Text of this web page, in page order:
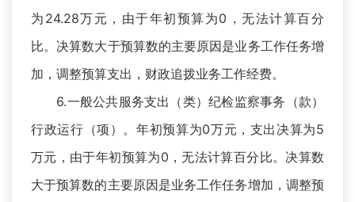
为24.28万元，由于年初预算为0，无法计算百分
比。决算数大于预算数的主要原因是业务工作任务增
加，调整预算支出，财政追拨业务工作经费。
6.一般公共服务支出（类）纪检监察事务（款）
行政运行（项）。年初预算为0万元，支出决算为5
万元，由于年初预算为0，无法计算百分比。决算数
大于预算数的主要原因是业务工作任务增加，调整预